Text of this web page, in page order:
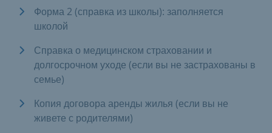
Форма 2 (справка из школы): заполняется
школой
Справка о медицинском страховании и
долгосрочном уходе (если вы не застрахованы в
семье)
Копия договора аренды жилья (если вы не
живете с родителями)